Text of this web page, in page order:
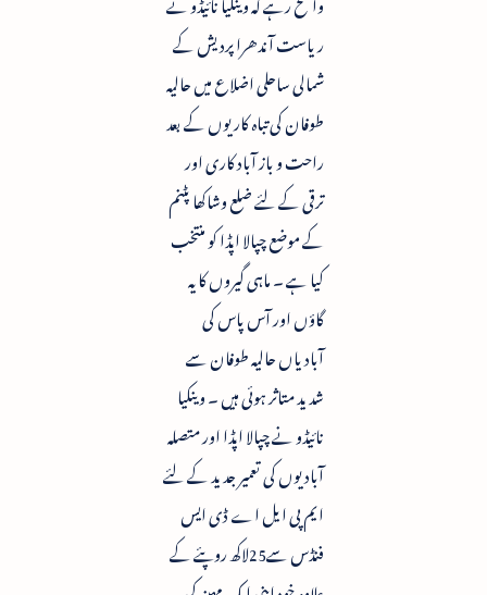
ریاست آندھرا پردیش کے
شمالی ساحلی اضلاع میں حالیہ
طوفان کی تباہ کاریوں کے بعد
راحت و باز آباد کاری اور
ترقی کے لئے ضلع وشاکھا پٹنم
کے موضع چپالا اپڈا کو منتخب
کیا ہے ۔ ماہی گیروں کا یہ
گاؤں اور آس پاس کی
آبادیاں حالیہ طوفان سے
شدید متاثر ہوئی ہیں ۔ وینکیا
نائیڈو نے چپالا اپڈا اور متصلہ
آبادیوں کی تعمیر جدید کے لئے
ایم پی ایل اے ڈی ایس
فنڈس سے25لاکھ روپئے کے